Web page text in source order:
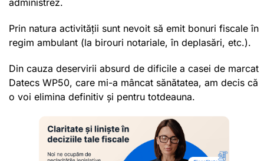
Prin natura activității sunt nevoit să emit bonuri fiscale în
regim ambulant (la birouri notariale, în deplasări, etc.).
Din cauza deservirii absurd de dificile a casei de marcat
Datecs WP50, care mi-a mâncat sănătatea, am decis că
o voi elimina definitiv și pentru totdeauna.